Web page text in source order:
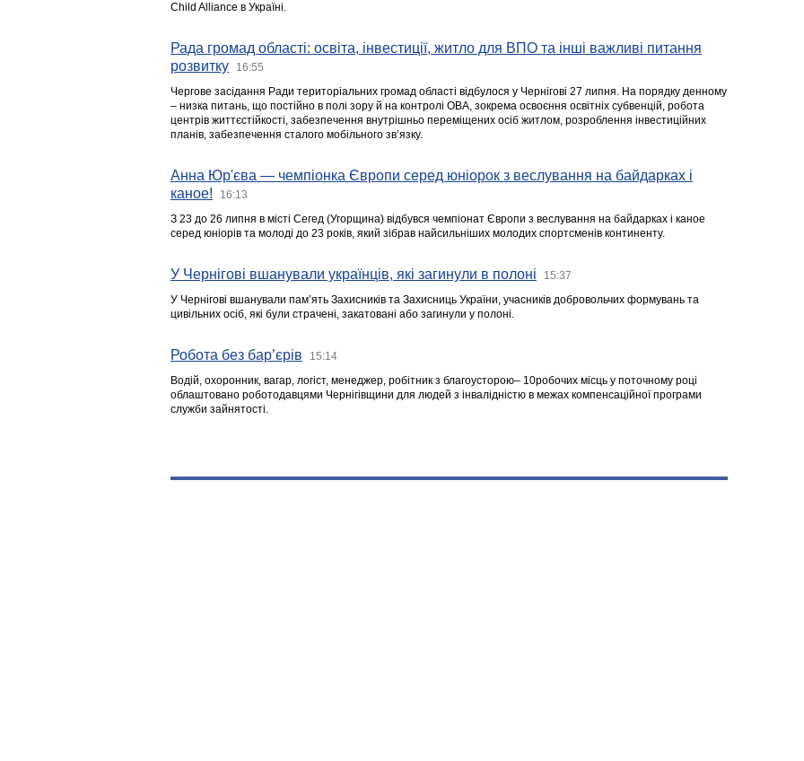
Child Alliance в Україні.
Рада громад області: освіта, інвестиції, житло для ВПО та інші важливі питання
розвитку
16:55
Чергове засідання Ради територіальних громад області відбулося у Чернігові 27 липня. На порядку денному
– низка питань, що постійно в полі зору й на контролі ОВА, зокрема освоєння освітніх субвенцій, робота
центрів життєстійкості, забезпечення внутрішньо переміщених осіб житлом, розроблення інвестиційних
планів, забезпечення сталого мобільного зв’язку.
Анна Юр'єва — чемпіонка Європи серед юніорок з веслування на байдарках і
каное!
16:13
З 23 до 26 липня в місті Сегед (Угорщина) відбувся чемпіонат Європи з веслування на байдарках і каное
серед юніорів та молоді до 23 років, який зібрав найсильніших молодих спортсменів континенту.
У Чернігові вшанували українців, які загинули в полоні 15:37
У Чернігові вшанували пам’ять Захисників та Захисниць України, учасників добровольчих формувань та
цивільних осіб, які були страчені, закатовані або загинули у полоні.
Робота без бар’єрів 15:14
Водій, охоронник, вагар, логіст, менеджер, робітник з благоусторою– 10робочих місць у поточному році
облаштовано роботодавцями Чернігівщини для людей з інвалідністю в межах компенсаційної програми
служби зайнятості.